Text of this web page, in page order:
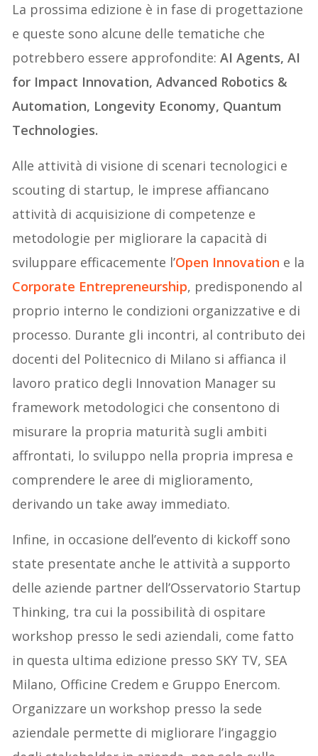
La prossima edizione è in fase di progettazione
e queste sono alcune delle tematiche che
potrebbero essere approfondite:AI Agents, AI
for Impact Innovation, Advanced Robotics &
Automation, Longevity Economy, Quantum
Technologies.
Alle attività di visione di scenari tecnologici e
scouting di startup, le imprese affiancano
attività di acquisizione di competenze e
metodologie per migliorare la capacità di
sviluppare efficacemente l’Open Innovation e la
Corporate Entrepreneurship, predisponendo al
proprio interno le condizioni organizzative e di
processo. Durante gli incontri, al contributo dei
docenti del Politecnico di Milano si affianca il
lavoro pratico degli Innovation Manager su
framework metodologici che consentono di
misurare la propria maturità sugli ambiti
affrontati, lo sviluppo nella propria impresa e
comprendere le aree di miglioramento,
derivando un take away immediato.
Infine, in occasione dell’evento di kickoff sono
state presentate anche le attività a supporto
delle aziende partner dell’Osservatorio Startup
Thinking, tra cui la possibilità di ospitare
workshop presso le sedi aziendali, come fatto
in questa ultima edizione presso SKY TV, SEA
Milano, Officine Credem e Gruppo Enercom.
Organizzare un workshop presso la sede
aziendale permette di migliorare l’ingaggio